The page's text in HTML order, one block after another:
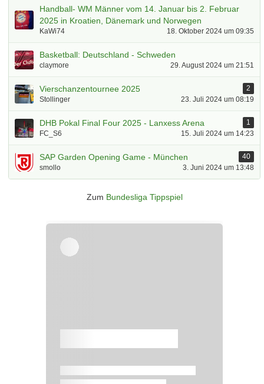
Handball- WM Männer vom 14. Januar bis 2. Februar
2025 in Kroatien, Dänemark und Norwegen
KaWi74 18. Oktober 2024 um 09:35
Basketball: Deutschland - Schweden
claymore 29. August 2024 um 21:51
Vierschanzentournee 2025
2
Stollinger
23. Juli 2024 um 08:19
DHB Pokal Final Four 2025 - Lanxess Arena
1
FC_S6
15. Juli 2024 um 14:23
SAP Garden Opening Game - München
40
smollo
3. Juni 2024 um 13:48
Zum Bundesliga Tippspiel